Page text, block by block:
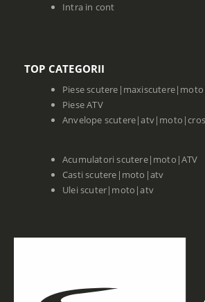
Intra in cont
TOP CATEGORII
Piese
Piese ATV
Anvelope
Acumulatori scutere|moto|ATV
Casti scutere|moto|atv
Ulei scuter|moto|atv